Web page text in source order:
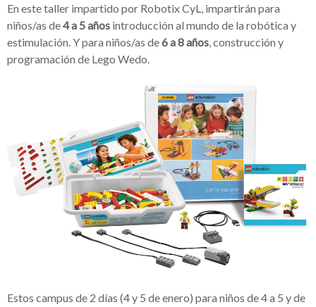
En este taller impartido por Robotix CyL, impartirán para
niños/as de4 a 5 años introducción al mundo de la robótica y
estimulación. Y para niños/as de6 a 8 años , construcción y
programación de Lego Wedo.
Estos campus de 2 días (4 y 5 de enero) para niños de 4 a 5 y de